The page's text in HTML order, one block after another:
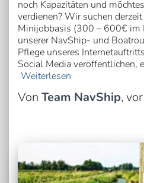
noch Kapazitäten und
verdienen? Wir suchen
Minijobbasis (300 – 600€ im
unserer NavShip- und
Pflege unseres
Social Media veröffentlichen,
Weiterlesen
Von Team NavShip, vor